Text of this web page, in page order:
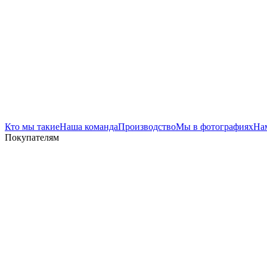
Кто мы такиеНаша командаПроизводствоМы в фотографиях
Покупателям